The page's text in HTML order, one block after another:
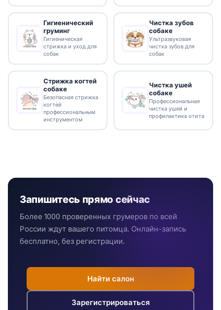
Гигиенический
груминг
Гигиеническая
стрижка и уход для
собак
Чистка зубов
собаке
Ультразвуковая
чистка зубов для
собак
Стрижка когтей
собаке
Безопасная стрижка
когтей
профессиональным
инструментом
Чистка ушей
собаке
Профессиональная
чистка ушей и
профилактика отита
Запишитесь прямо сейчас
Более 1000 проверенных грумеров по всей
России ждут вашего питомца. Онлайн-запись
бесплатно, без регистрации.
Найти салон
Зарегистрироваться